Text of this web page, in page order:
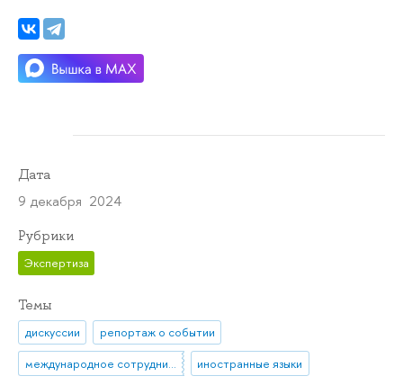
Дата
9 декабря 2024
Рубрики
Экспертиза
Темы
дискуссии
репортаж о событии
международное сотрудничество
иностранные языки